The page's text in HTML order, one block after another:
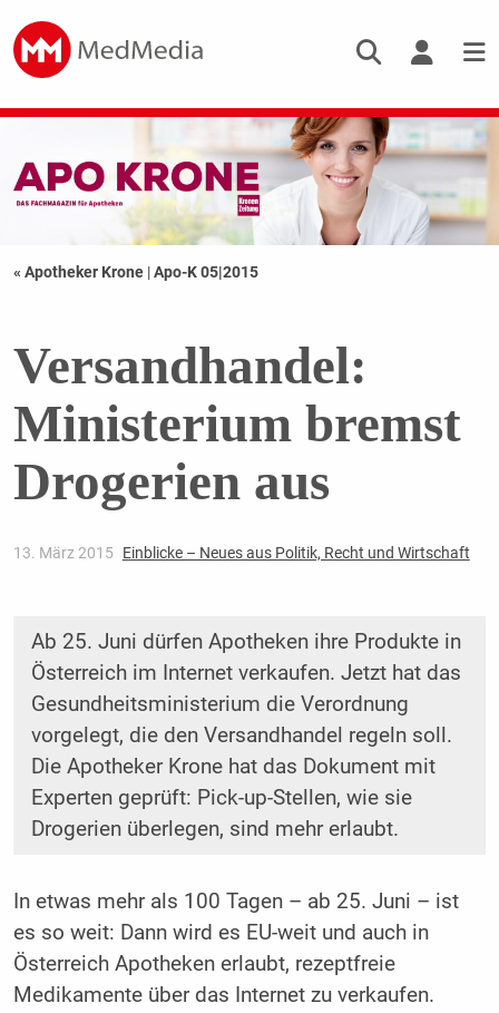
« Apotheker Krone |Apo-K 05|2015
Versandhandel:
Ministerium bremst
Drogerien aus
13. März 2015 Einblicke – Neues aus Politik, Recht und Wirtschaft
Ab 25. Juni dürfen Apotheken ihre Produkte in
Österreich im Internet verkaufen. Jetzt hat das
Gesundheitsministerium die Verordnung
vorgelegt, die den Versandhandel regeln soll.
Die Apotheker Krone hat das Dokument mit
Experten geprüft: Pick-up-Stellen, wie sie
Drogerien überlegen, sind mehr erlaubt.
In etwas mehr als 100 Tagen – ab 25. Juni – ist
es so weit: Dann wird es EU-weit und auch in
Österreich Apotheken erlaubt, rezeptfreie
Medikamente über das Internet zu verkaufen.